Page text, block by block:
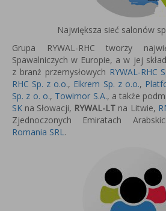
Największa sieć salonów
Grupa RYWAL-RHC tworzy
Spawalniczych w Europie, a w jej
z branż przemysłowych RYWAL-RHC
RHC Sp. z o.o., Elkrem Sp. z o.o.,
Sp. z o. o., Towimor S.A., a także
SK na Słowacji, RYWAL-LT na Litwie,
Zjednoczonych Emiratach
Romania SRL.